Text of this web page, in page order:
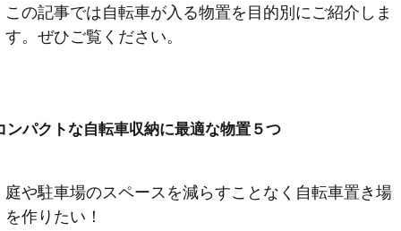
この記事では自転車が入る物置を目的別にご紹介しま
す。ぜひご覧ください。
ンパクトな自転車収納に最適な物置５つ
庭や駐車場のスペースを減らすことなく自転車置き場
を作りたい！